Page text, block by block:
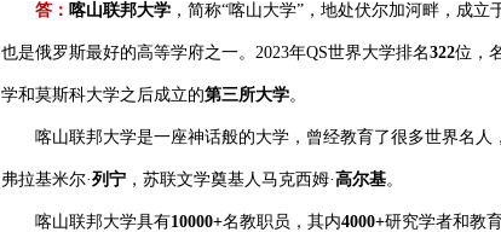
答： 喀山联邦大学 ，简称“喀山大学”，地处伏尔加河畔，成立
也是俄罗斯最好的高等学府之一。2023年QS世界大学排名322位，
学和莫斯科大学之后成立的第三所大学。
喀山联邦大学是一座神话般的大学，曾经教育了很多世界名人
弗拉基米尔·列宁 ，苏联文学奠基人马克西姆·高尔基。
喀山联邦大学具有10000+名教职员，其内4000+研究学者和教